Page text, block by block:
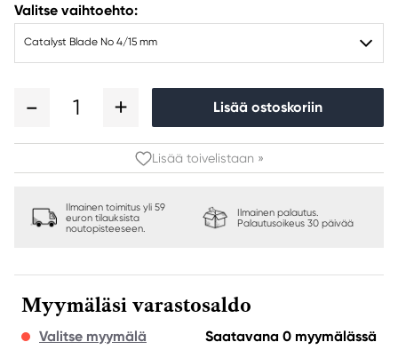
Valitse vaihtoehto:
Catalyst Blade No 4/15 mm
1 Lisää ostoskoriin
Lisää toivelistaan »
Ilmainen toimitus yli 59
euron tilauksista
noutopisteeseen.
Ilmainen palautus.
Palautusoikeus 30 päivää
Myymäläsi varastosaldo
Valitse myymälä Saatavana 0 myymälässä